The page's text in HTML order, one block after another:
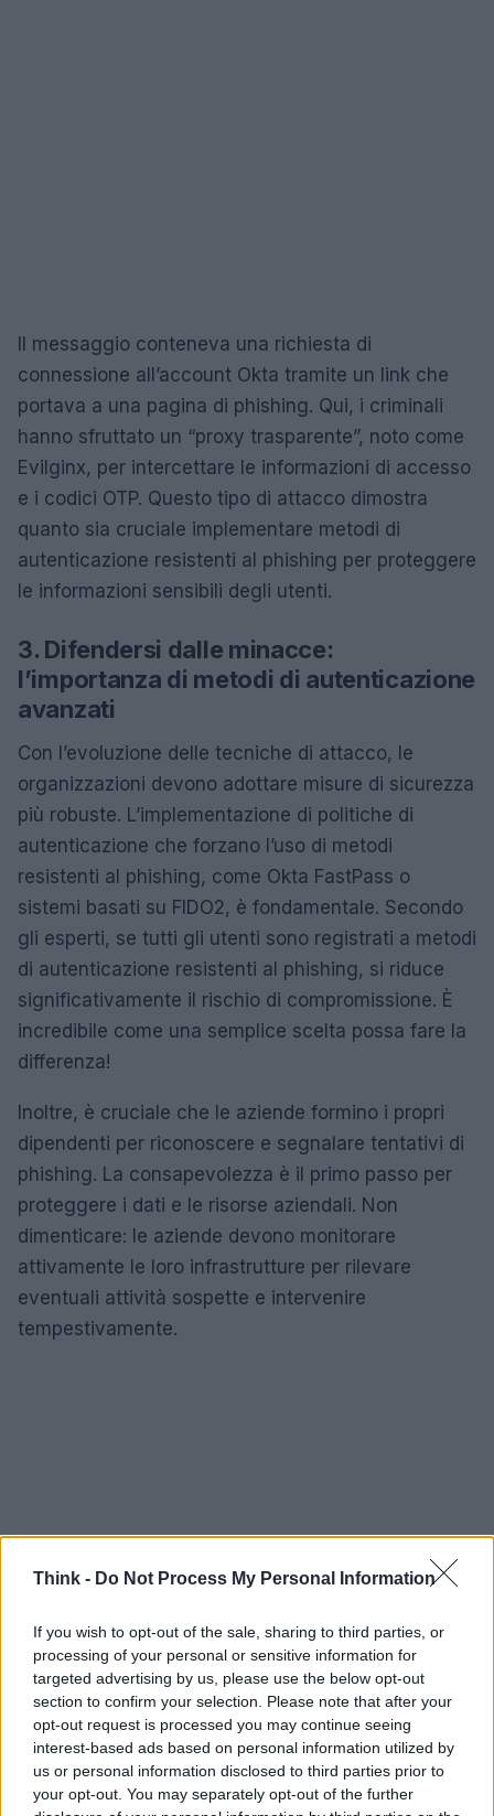
Think - Do Not Process My Personal Information
If you wish to opt-out of the sale, sharing to third parties, or
processing of your personal or sensitive information for
targeted advertising by us, please use the below opt-out
section to confirm your selection. Please note that after your
opt-out request is processed you may continue seeing
interest-based ads based on personal information utilized by
us or personal information disclosed to third parties prior to
your opt-out. You may separately opt-out of the further
Il messaggio conteneva una richiesta di
connessione all’account Okta tramite un link che
portava a una pagina di phishing. Qui, i criminali
hanno sfruttato un “proxy trasparente”, noto come
Evilginx, per intercettare le informazioni di accesso
e i codici OTP. Questo tipo di attacco dimostra
quanto sia cruciale implementare metodi di
autenticazione resistenti al phishing per proteggere
le informazioni sensibili degli utenti.
3. Difendersi dalle minacce:
l’importanza di metodi di autenticazione
avanzati
Con l’evoluzione delle tecniche di attacco, le
organizzazioni devono adottare misure di sicurezza
più robuste. L’implementazione di politiche di
autenticazione che forzano l’uso di metodi
resistenti al phishing, come Okta FastPass o
sistemi basati su FIDO2, è fondamentale. Secondo
gli esperti, se tutti gli utenti sono registrati a metodi
di autenticazione resistenti al phishing, si riduce
significativamente il rischio di compromissione. È
incredibile come una semplice scelta possa fare la
differenza!
Inoltre, è cruciale che le aziende formino i propri
dipendenti per riconoscere e segnalare tentativi di
phishing. La consapevolezza è il primo passo per
proteggere i dati e le risorse aziendali. Non
dimenticare: le aziende devono monitorare
attivamente le loro infrastrutture per rilevare
eventuali attività sospette e intervenire
tempestivamente.
In conclusione, con l’aumento delle minacce
informatiche, è essenziale rimanere informati e